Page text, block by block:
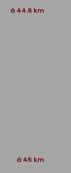
à 44.6 km
à 45 km